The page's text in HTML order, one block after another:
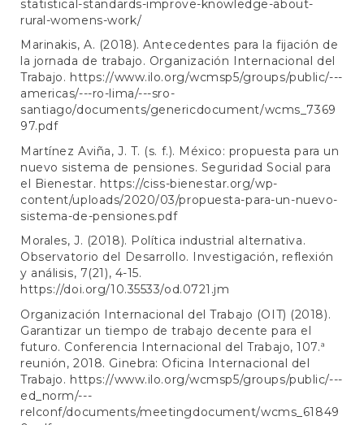
statistical-standards-improve-knowledge-about-
rural-womens-work/
Marinakis, A. (2018). Antecedentes para la fijación de
la jornada de trabajo. Organización Internacional del
Trabajo. https://www.ilo.org/wcmsp5/groups/public/---
americas/---ro-lima/---sro-
santiago/documents/genericdocument/wcms_7369
97.pdf
Martínez Aviña, J. T. (s. f.). México: propuesta para un
nuevo sistema de pensiones. Seguridad Social para
el Bienestar. https://ciss-bienestar.org/wp-
content/uploads/2020/03/propuesta-para-un-nuevo-
sistema-de-pensiones.pdf
Morales, J. (2018). Política industrial alternativa.
Observatorio del Desarrollo. Investigación, reflexión
y análisis, 7(21), 4-15.
https://doi.org/10.35533/od.0721.jm
Organización Internacional del Trabajo (OIT) (2018).
Garantizar un tiempo de trabajo decente para el
futuro. Conferencia Internacional del Trabajo, 107.ª
reunión, 2018. Ginebra: Oficina Internacional del
Trabajo. https://www.ilo.org/wcmsp5/groups/public/---
ed_norm/---
relconf/documents/meetingdocument/wcms_61849